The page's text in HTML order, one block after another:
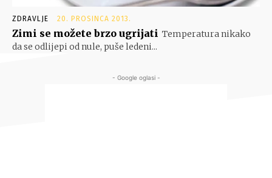
ZDRAVLJE 20. PROSINCA 2013.
Zimi se možete brzo ugrijati Temperatura nikako
da se odlijepi od nule, puše ledeni...
- Google oglasi -